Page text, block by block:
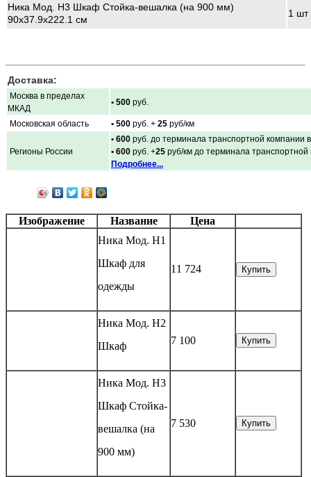
Ника Мод. Н3 Шкаф Стойка-вешалка (на 900 мм)
90x37.9x222.1 см
1 шт
Доставка:
Москва в пределах
МКАД
• 500 руб.
Московская область • 500 руб. + 25 руб/км
Регионы России
• 600 руб. до терминала транспортной компании
• 600 руб. +25 руб/км до терминала
Подробнее...
Изображение Название
Цена
Ника Мод. Н1
Шкаф для
одежды
11 724 Купить
Ника Мод. Н2
Шкаф
7 100 Купить
Ника Мод. Н3
Шкаф Стойка-
вешалка (на
900 мм)
7 530 Купить